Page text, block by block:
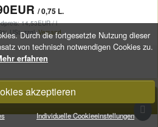
Durch die fortgesetzte Nutzung dieser
von technisch notwendigen Cookies zu.
erfahren
akzeptieren
Individuelle Cookieeinstellungen
/ 0,75 L.
14,53EUR / l
USt. zzgl.Versand
